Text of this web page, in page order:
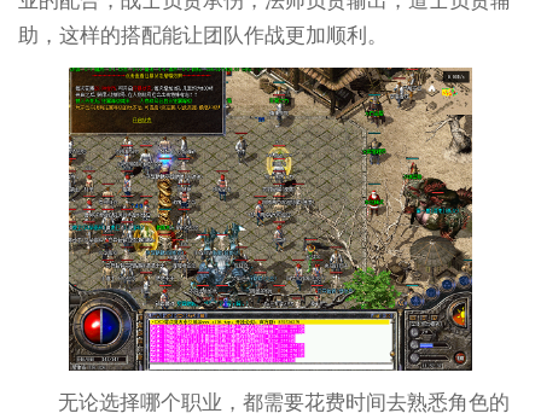
助，这样的搭配能让团队作战更加顺利。
无论选择哪个职业，都需要花费时间去熟悉角色的